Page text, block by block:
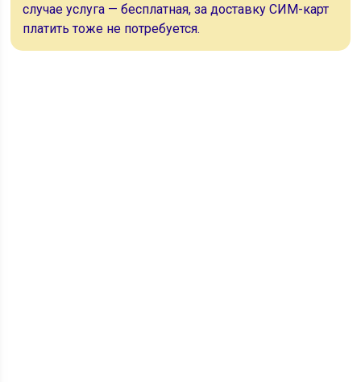
случае услуга — бесплатная, за доставку СИМ-карт
платить тоже не потребуется.